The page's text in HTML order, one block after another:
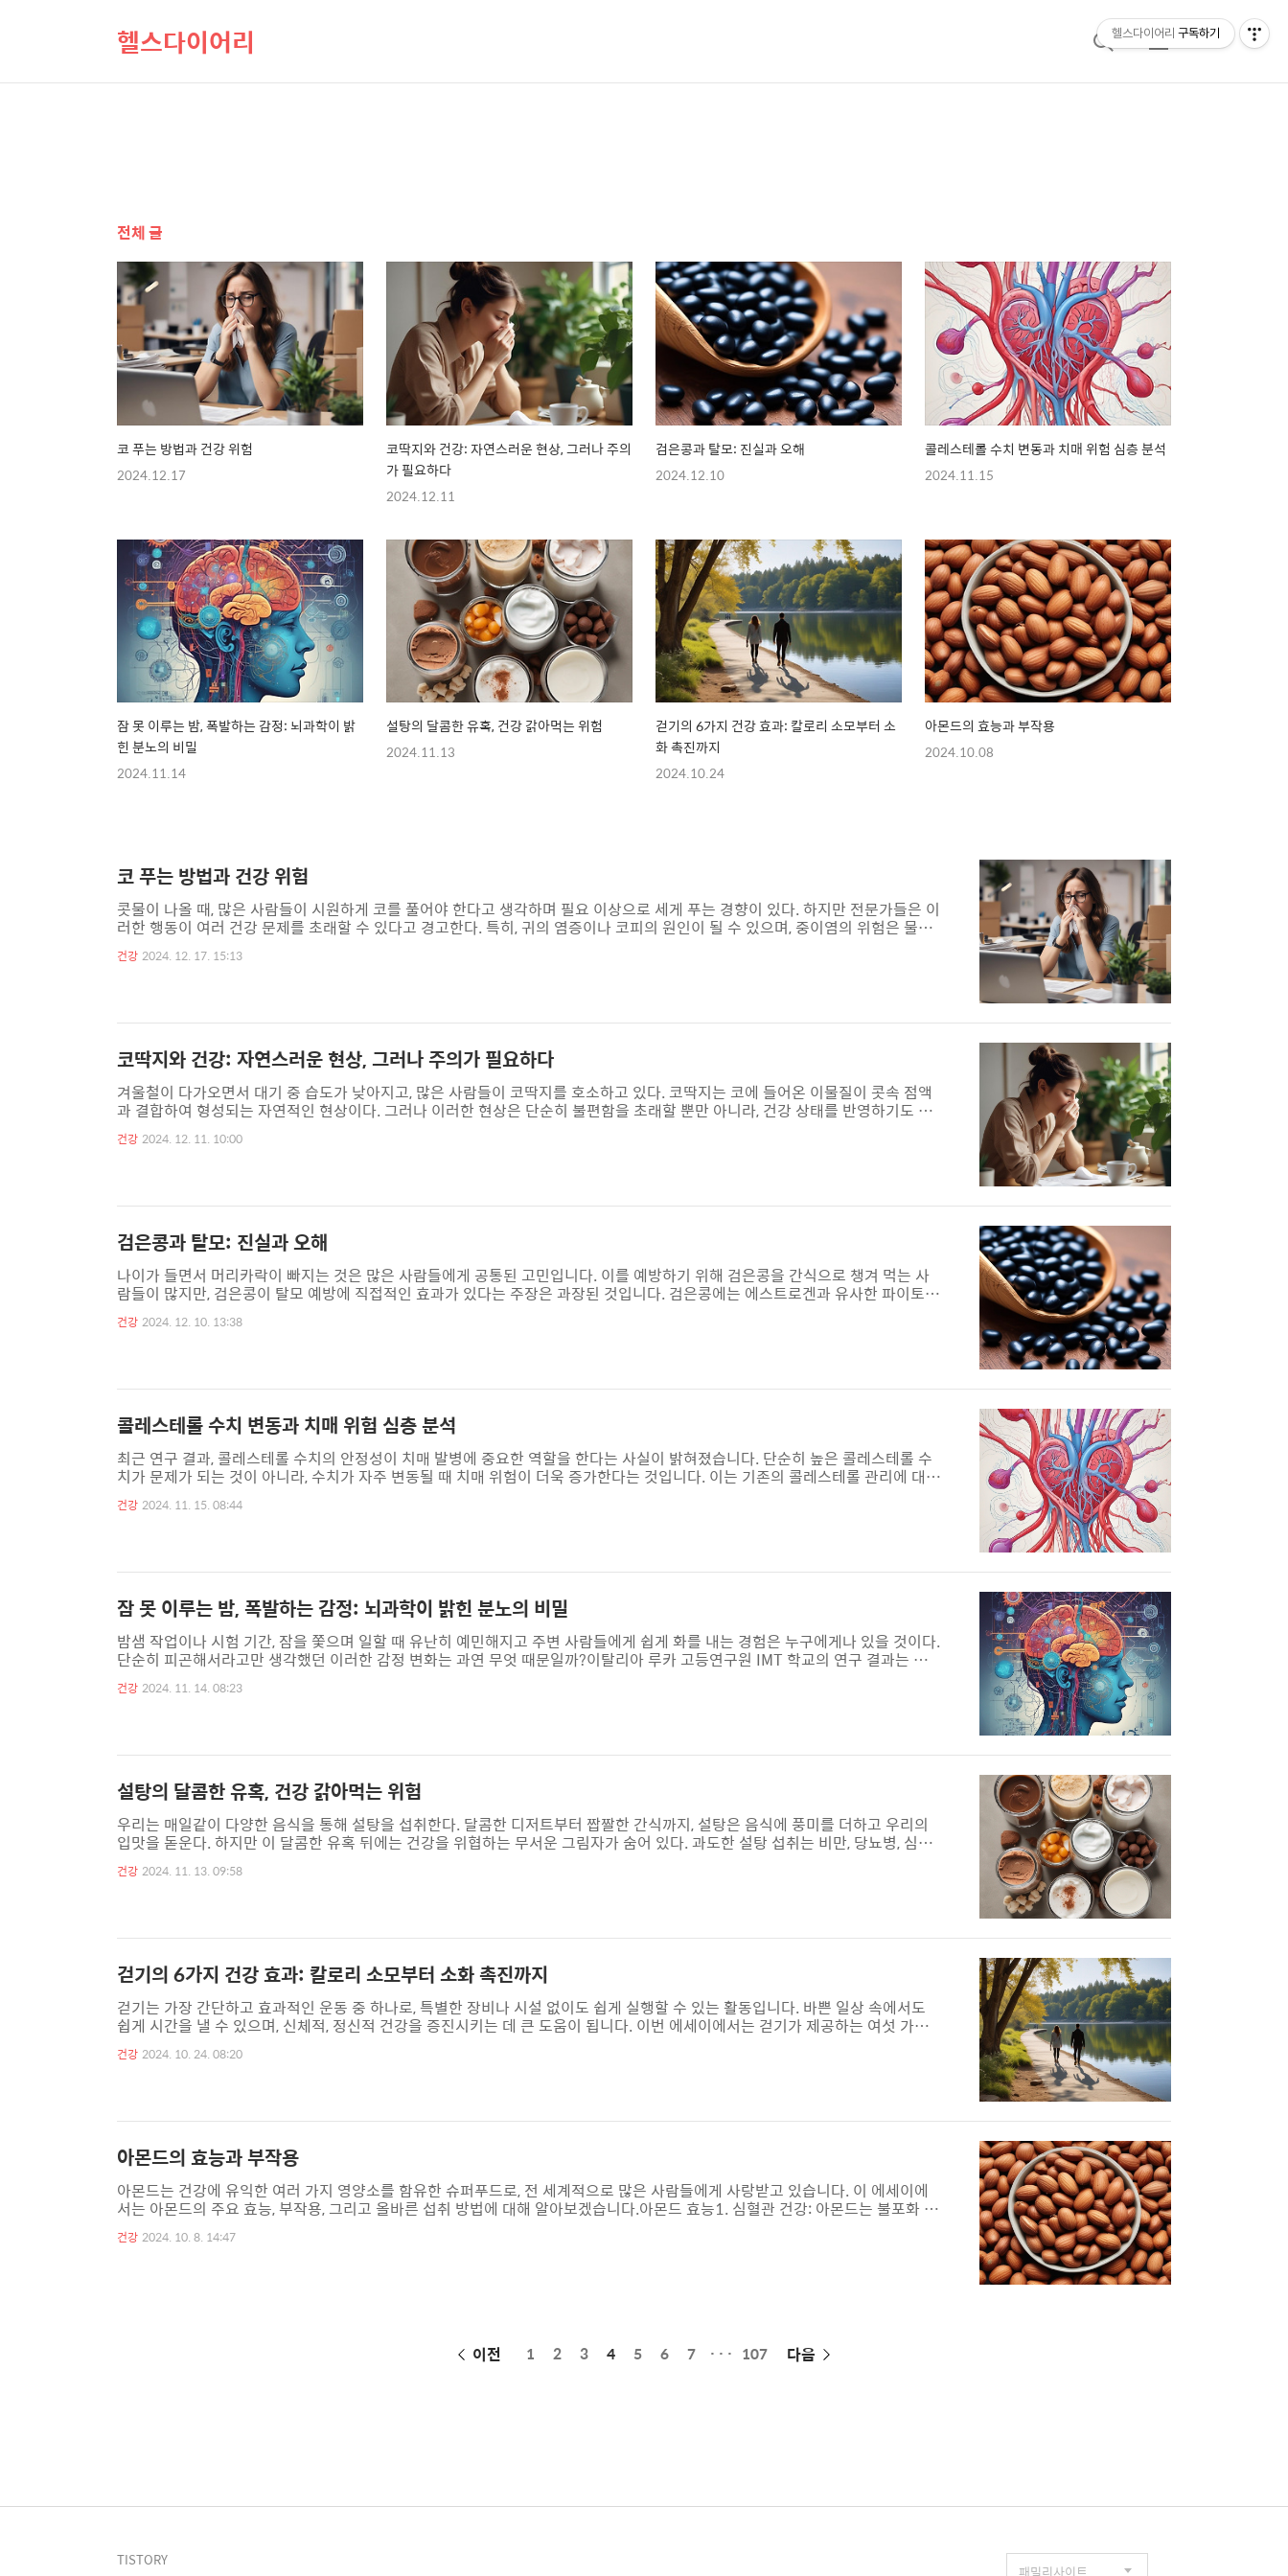
헬스다이어리
검
메
전체 글
코 푸는 방법과 건강 위험
2024.12.17
코딱지와 건강: 자연스러운 현상, 그러나 주의
가 필요하다
2024.12.11
검은콩과 탈모: 진실과 오해
2024.12.10
콜레스테롤 수치 변동과 치매 위험 심층 분석
2024.11.15
잠 못 이루는 밤, 폭발하는 감정: 뇌과학이 밝
힌 분노의 비밀
2024.11.14
설탕의 달콤한 유혹, 건강 갉아먹는 위험
2024.11.13
걷기의 6가지 건강 효과: 칼로리 소모부터 소
화 촉진까지
2024.10.24
아몬드의 효능과 부작용
2024.10.08
코 푸는 방법과 건강 위험
콧물이 나올 때, 많은 사람들이 시원하게 코를 풀어야 한다고 생각하며 필요 이상으로 세게 푸는 경향이 있다. 하지만 전문가들은 이
러한 행동이 여러 건강 문제를 초래할 수 있다고 경고한다. 특히, 귀의 염증이나 코피의 원인이 될 수 있으며, 중이염의 위험은 물론
고막이 파열되는 경우도 발생할 수 있다.◇ 코 세게 풀 때의 위험영국 일간지 데일리메일에 따르면, 시카고의 소아 알레르기 전문의
재커리 루빈 박사는 양쪽 코를 동시에 세게 풀면 코에 과도한 압력이 가해져 손상을 초래할 수 있다고 경고한다. 이러한 압력이 코
건강 2024. 12. 17. 15:13
코딱지와 건강: 자연스러운 현상, 그러나 주의가 필요하다
겨울철이 다가오면서 대기 중 습도가 낮아지고, 많은 사람들이 코딱지를 호소하고 있다. 코딱지는 코에 들어온 이물질이 콧속 점액
과 결합하여 형성되는 자연적인 현상이다. 그러나 이러한 현상은 단순히 불편함을 초래할 뿐만 아니라, 건강 상태를 반영하기도 한
다. 코딱지가 생기는 과정은 간단하다. 콧속이 건조해지면 점액이 줄어들고, 이물질과 결합하여 딱딱한 형태로 변하게 된다. 일반적
으로 코딱지는 불투명한 흰색이나 옅은 노란색을 띤다. 하지만 색상이 평소와 다르게 변할 경우, 건강 상태를 점검해볼 필요가 있다.
건강 2024. 12. 11. 10:00
검은콩과 탈모: 진실과 오해
나이가 들면서 머리카락이 빠지는 것은 많은 사람들에게 공통된 고민입니다. 이를 예방하기 위해 검은콩을 간식으로 챙겨 먹는 사
람들이 많지만, 검은콩이 탈모 예방에 직접적인 효과가 있다는 주장은 과장된 것입니다. 검은콩에는 에스트로겐과 유사한 파이토에
스트로겐이 포함되어 있어 모발 건강에 도움을 줄 수 있는 성분들이 있지만, 이미 탈모가 시작된 사람에게는 그 효과가 미미합니다.
현재까지 사람을 대상으로 검은콩의 탈모 억제 효과를 검증한 연구는 없습니다. 검은콩 속 파이토에스트로겐은 남성형 탈모증의 원
건강 2024. 12. 10. 13:38
콜레스테롤 수치 변동과 치매 위험 심층 분석
최근 연구 결과, 콜레스테롤 수치의 안정성이 치매 발병에 중요한 역할을 한다는 사실이 밝혀졌습니다. 단순히 높은 콜레스테롤 수
치가 문제가 되는 것이 아니라, 수치가 자주 변동될 때 치매 위험이 더욱 증가한다는 것입니다. 이는 기존의 콜레스테롤 관리에 대한
인식을 바꾸고, 치매 예방을 위한 새로운 접근 방식을 제시합니다. 이 에세이에서는 콜레스테롤 수치 변동이 치매에 미치는 영향에
대한 연구 결과를 심층적으로 분석하고, 그 의미와 시사점을 살펴보고자 합니다. 1. 연구 설계 및 방법호주와 미국의 노인들을 대상
건강 2024. 11. 15. 08:44
잠 못 이루는 밤, 폭발하는 감정: 뇌과학이 밝힌 분노의 비밀
밤샘 작업이나 시험 기간, 잠을 쫓으며 일할 때 유난히 예민해지고 주변 사람들에게 쉽게 화를 내는 경험은 누구에게나 있을 것이다.
단순히 피곤해서라고만 생각했던 이러한 감정 변화는 과연 무엇 때문일까?이탈리아 루카 고등연구원 IMT 학교의 연구 결과는 흥
미로운 해답을 제시한다. 연구진은 실험 참가자들에게 정신적인 피로를 유발하는 과제를 수행하게 한 후, 게임을 하면서 뇌의 활동
을 측정했다. 그 결과, 피로를 느낀 참가자들은 대조군에 비해 훨씬 더 비협조적이고 공격적인 태도를 보였다. 특히, 전두엽 피질의
건강 2024. 11. 14. 08:23
설탕의 달콤한 유혹, 건강 갉아먹는 위험
우리는 매일같이 다양한 음식을 통해 설탕을 섭취한다. 달콤한 디저트부터 짭짤한 간식까지, 설탕은 음식에 풍미를 더하고 우리의
입맛을 돋운다. 하지만 이 달콤한 유혹 뒤에는 건강을 위협하는 무서운 그림자가 숨어 있다. 과도한 설탕 섭취는 비만, 당뇨병, 심혈
관 질환 등 다양한 만성 질환의 주범으로 지목되고 있으며, 최근에는 우울증과 같은 정신 건강 문제와도 깊은 연관이 있다는 연구 결
과가 속속들이 발표되고 있다. 설탕, 건강 해치는 이유 설탕을 과도하게 섭취하면 혈당이 급격하게 상승하고, 이에 따라 인슐린이
건강 2024. 11. 13. 09:58
걷기의 6가지 건강 효과: 칼로리 소모부터 소화 촉진까지
​걷기는 가장 간단하고 효과적인 운동 중 하나로, 특별한 장비나 시설 없이도 쉽게 실행할 수 있는 활동입니다. 바쁜 일상 속에서도
쉽게 시간을 낼 수 있으며, 신체적, 정신적 건강을 증진시키는 데 큰 도움이 됩니다. 이번 에세이에서는 걷기가 제공하는 여섯 가지
주요 건강 효과를 살펴보겠습니다.​1. 칼로리 소모​걷기는 체중 감량을 원하는 사람들에게 매우 유용한 방법입니다. 단순히 빠르게
걷는 것만으로도 상당한 칼로리를 소모할 수 있습니다. 걷는 속도, 거리, 그리고 경사에 따라 소모되는 칼로리는 달라지지만, 일상
건강 2024. 10. 24. 08:20
아몬드의 효능과 부작용
​아몬드는 건강에 유익한 여러 가지 영양소를 함유한 슈퍼푸드로, 전 세계적으로 많은 사람들에게 사랑받고 있습니다. 이 에세이에
서는 아몬드의 주요 효능, 부작용, 그리고 올바른 섭취 방법에 대해 알아보겠습니다.​아몬드 효능​1. 심혈관 건강: 아몬드는 불포화 지
방산, 특히 오메가-3 지방산이 풍부하여 심장 건강에 도움을 줍니다. 이러한 지방산은 혈중 콜레스테롤 수치를 낮추고, 심혈관 질환
의 위험을 줄이는 데 기여합니다.​​​2. 체중 관리: 아몬드는 높은 단백질과 식이섬유를 함유하고 있어 포만감을 오래 유지하게 도와줍
건강 2024. 10. 8. 14:47
이전 1 2 3 4 5 6 7 ··· 107 다음
TISTORY
헬스다이어리 구독하기